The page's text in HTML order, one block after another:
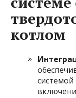
котлом